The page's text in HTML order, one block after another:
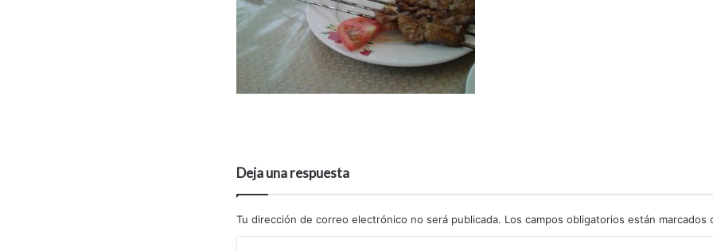
Deja una respuesta
Tu dirección de correo electrónico no será publicada. Los campos obligatorios están marcados